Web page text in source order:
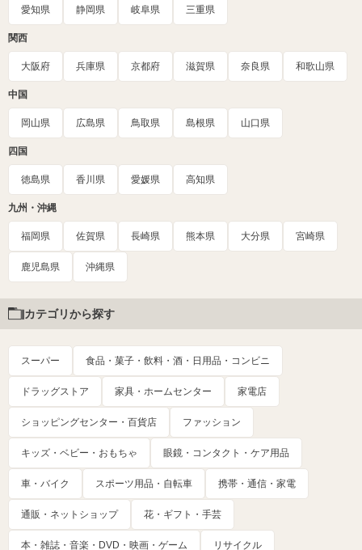
愛知県 静岡県 岐阜県 三重県
関西
大阪府 兵庫県 京都府 滋賀県 奈良県 和歌山県
中国
岡山県 広島県 鳥取県 島根県 山口県
四国
徳島県 香川県 愛媛県 高知県
九州・沖縄
福岡県 佐賀県 長崎県 熊本県 大分県 宮崎県
鹿児島県 沖縄県
カテゴリから探す
スーパー 食品・菓子・飲料・酒・日用品・コンビニ
ドラッグストア 家具・ホームセンター 家電店
ショッピングセンター・百貨店 ファッション
キッズ・ベビー・おもちゃ 眼鏡・コンタクト・ケア用品
車・バイク スポーツ用品・自転車 携帯・通信・家電
通販・ネットショップ 花・ギフト・手芸
本・雑誌・音楽・DVD・映画・ゲーム リサイクル